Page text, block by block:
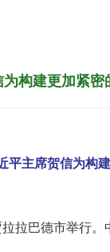
建更加紧密
主席贺信为构
拉巴德市举行。